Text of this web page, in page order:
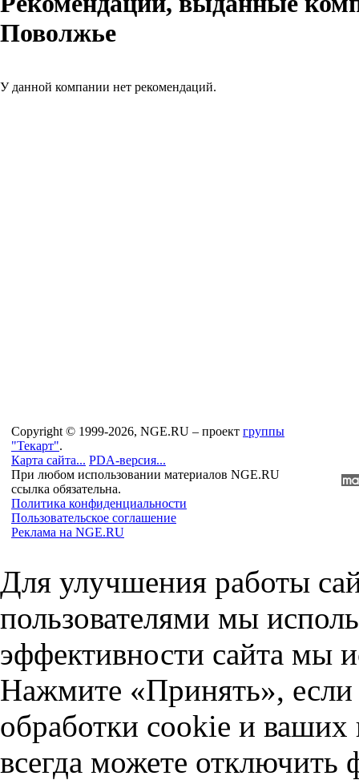
Поволжье
У данной компании нет рекомендаций.
Copyright © 1999-2026, NGE.RU – проект группы
"Текарт".
Карта сайта... PDA-версия...
При любом использовании материалов NGE.RU
ссылка обязательна.
Политика конфиденциальности
Пользовательское соглашение
Реклама на NGE.RU
Для улучшения работы
пользователями мы
эффективности сайта мы
Нажмите «Принять», если
обработки cookie и
всегда можете отключить